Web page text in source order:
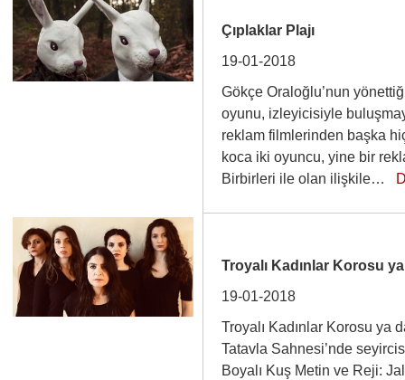
Çıplaklar Plajı
19-01-2018
Gökçe Oraloğlu’nun
oyunu, izleyicisiyle
reklam filmlerinden başka
koca iki oyuncu, yine bir
Birbirleri ile olan ilişkile…
Troyalı Kadınlar Korosu
19-01-2018
Troyalı Kadınlar Korosu ya
Tatavla Sahnesi’nde
Boyalı Kuş Metin ve Reji: